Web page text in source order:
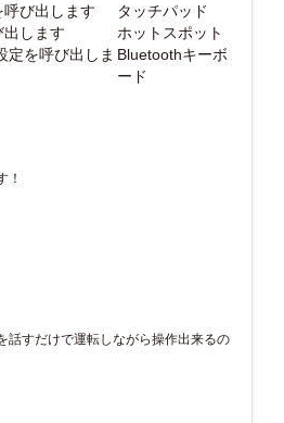
び出します
タッチパッド
します
ホットスポット
定を呼び出しま Bluetoothキーボ
ード
！
話すだけで運転しながら操作出来るの